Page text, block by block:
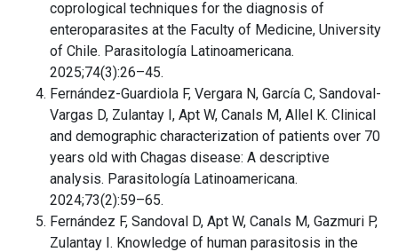
coprological techniques for the diagnosis of
enteroparasites at the Faculty of Medicine, University
of Chile. Parasitología Latinoamericana.
2025;74(3):26–45.
Fernández-Guardiola F, Vergara N, García C, Sandoval-
Vargas D, Zulantay I, Apt W, Canals M, Allel K. Clinical
and demographic characterization of patients over 70
years old with Chagas disease: A descriptive
analysis. Parasitología Latinoamericana.
2024;73(2):59–65.
Fernández F, Sandoval D, Apt W, Canals M, Gazmuri P,
Zulantay I. Knowledge of human parasitosis in the